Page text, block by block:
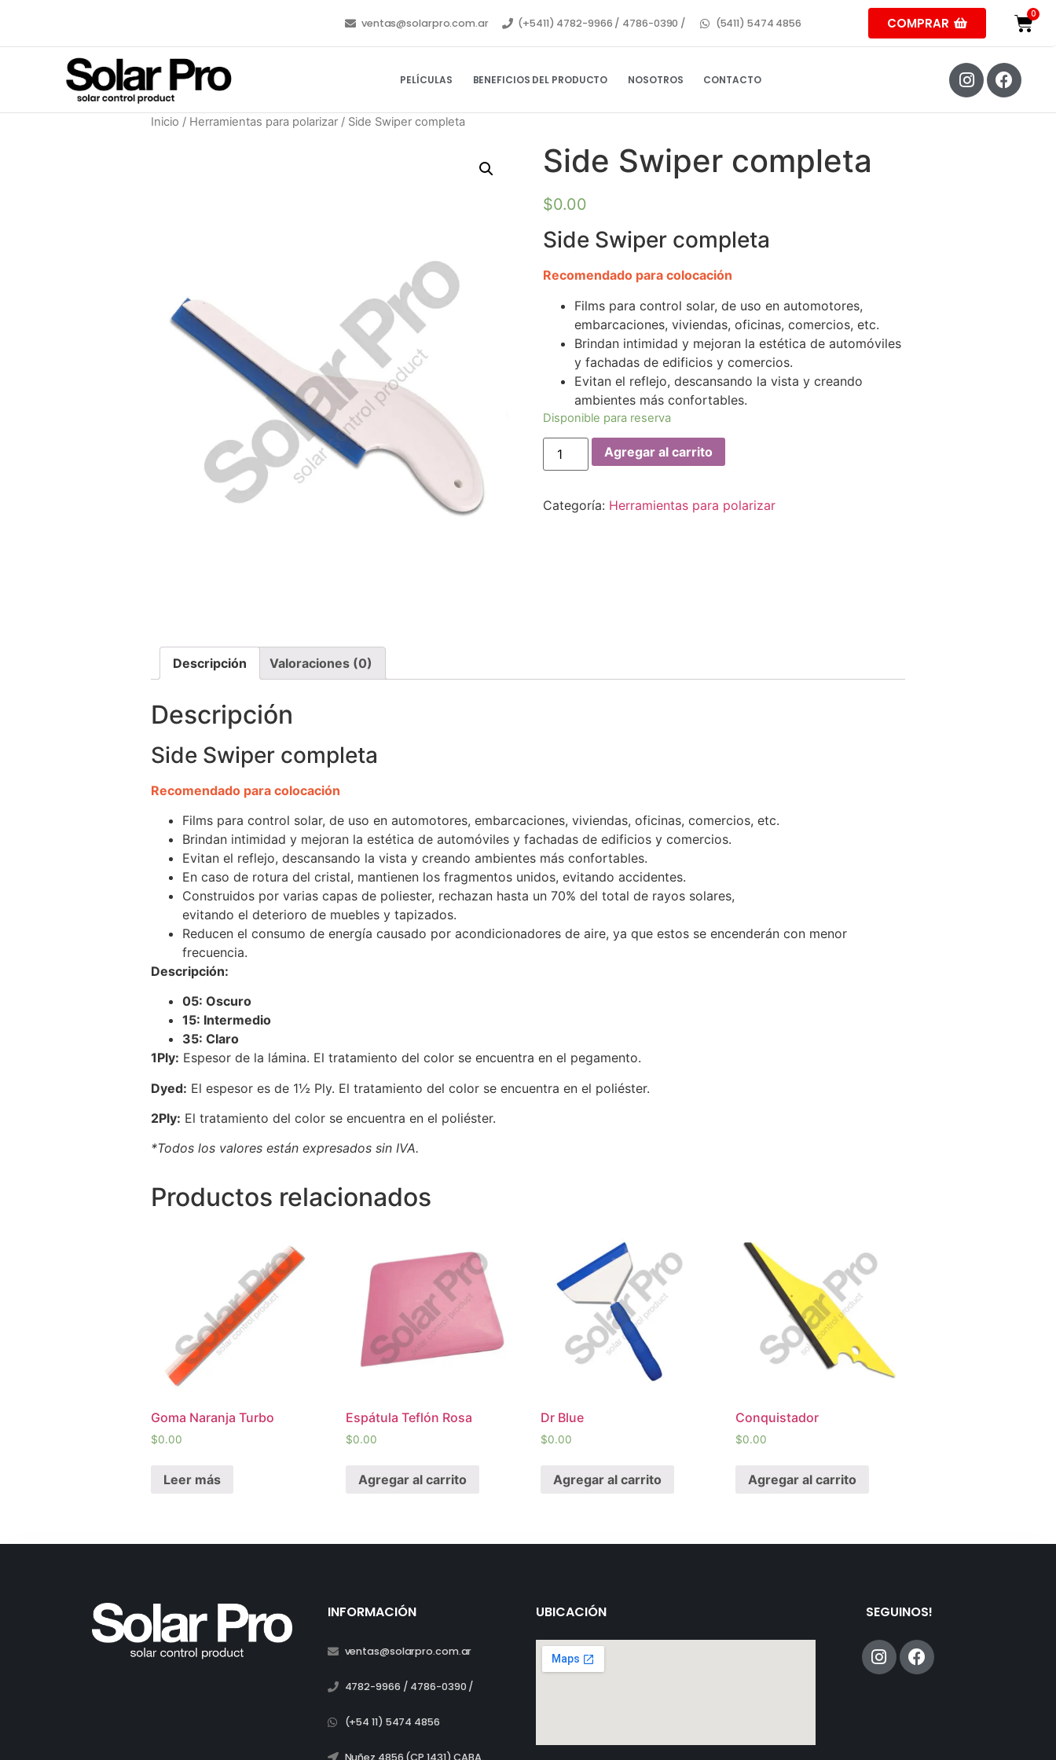
ventas@solarpro.com.ar (+5411) 4782-9966 / 4786-0390 / (5411) 5474 4856 COMPRAR
PELÍCULAS BENEFICIOS DEL PRODUCTO NOSOTROS CONTACTO
Inicio / Herramientas para polarizar / Side Swiper completa
Side Swiper completa
$0.00
Side Swiper completa
Recomendado para colocación
Films para control solar, de uso en automotores,
embarcaciones, viviendas, oficinas, comercios, etc.
Brindan intimidad y mejoran la estética de automóviles
y fachadas de edificios y comercios.
Evitan el reflejo, descansando la vista y creando
ambientes más confortables.
Disponible para reserva
Agregar al carrito
Categoría: Herramientas para polarizar
Descripción Valoraciones (0)
Descripción
Side Swiper completa
Recomendado para colocación
Films para control solar, de uso en automotores, embarcaciones, viviendas, oficinas, comercios, etc.
Brindan intimidad y mejoran la estética de automóviles y fachadas de edificios y comercios.
Evitan el reflejo, descansando la vista y creando ambientes más confortables.
En caso de rotura del cristal, mantienen los fragmentos unidos, evitando accidentes.
Construidos por varias capas de poliester, rechazan hasta un 70% del total de rayos solares,
evitando el deterioro de muebles y tapizados.
Reducen el consumo de energía causado por acondicionadores de aire, ya que estos se encenderán con menor
frecuencia.
Descripción:
05: Oscuro
15: Intermedio
35: Claro
1Ply: Espesor de la lámina. El tratamiento del color se encuentra en el pegamento.
Dyed: El espesor es de 1½ Ply. El tratamiento del color se encuentra en el poliéster.
2Ply: El tratamiento del color se encuentra en el poliéster.
*Todos los valores están expresados sin IVA.
Productos relacionados
Goma Naranja Turbo
$0.00
Leer más
Espátula Teflón Rosa
$0.00
Agregar al carrito
Dr Blue
$0.00
Agregar al carrito
Conquistador
$0.00
Agregar al carrito
INFORMACIÓN
ventas@solarpro.com.ar
4782-9966 / 4786-0390 /
(+54 11) 5474 4856
Nuñez 4856 (CP 1431) CABA.
UBICACIÓN SEGUINOS!